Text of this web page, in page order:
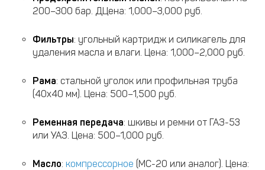
200–300 бар. ДЦена: 1,000–3,000 руб.
Фильтры: угольный картридж и силикагель для
удаления масла и влаги. Цена: 1,000–2,000 руб.
Рама: стальной уголок или профильная труба
(40x40 мм). Цена: 500–1,500 руб.
Ременная передача: шкивы и ремни от ГАЗ-53
или УАЗ. Цена: 500–1,000 руб.
Масло: компрессорное (МС-20 или аналог). Цена: